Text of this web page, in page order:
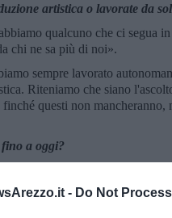
- Do Not
artistica o lavorate da
qualcuno che ci segua
chi ne sa più di noi».
sempre lavorato
Riteniamo che siano
questi non mancheranno,
a oggi?
pub, festival e numerosi
fa con i live, proponendoci